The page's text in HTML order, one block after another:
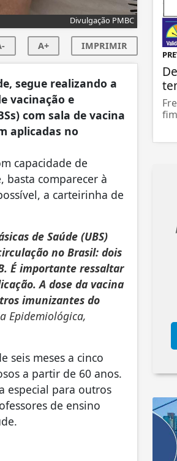
Divulgação PMBC
A+ IMPRIMIR
segue realizando a
vacinação e
com sala de vacina
aplicadas no
capacidade de
basta comparecer à
a carteirinha de
de Saúde (UBS)
no Brasil: dois
É importante ressaltar
A dose da vacina
imunizantes do
Epidemiológica,
seis meses a cinco
a partir de 60 anos.
especial para outros
de ensino